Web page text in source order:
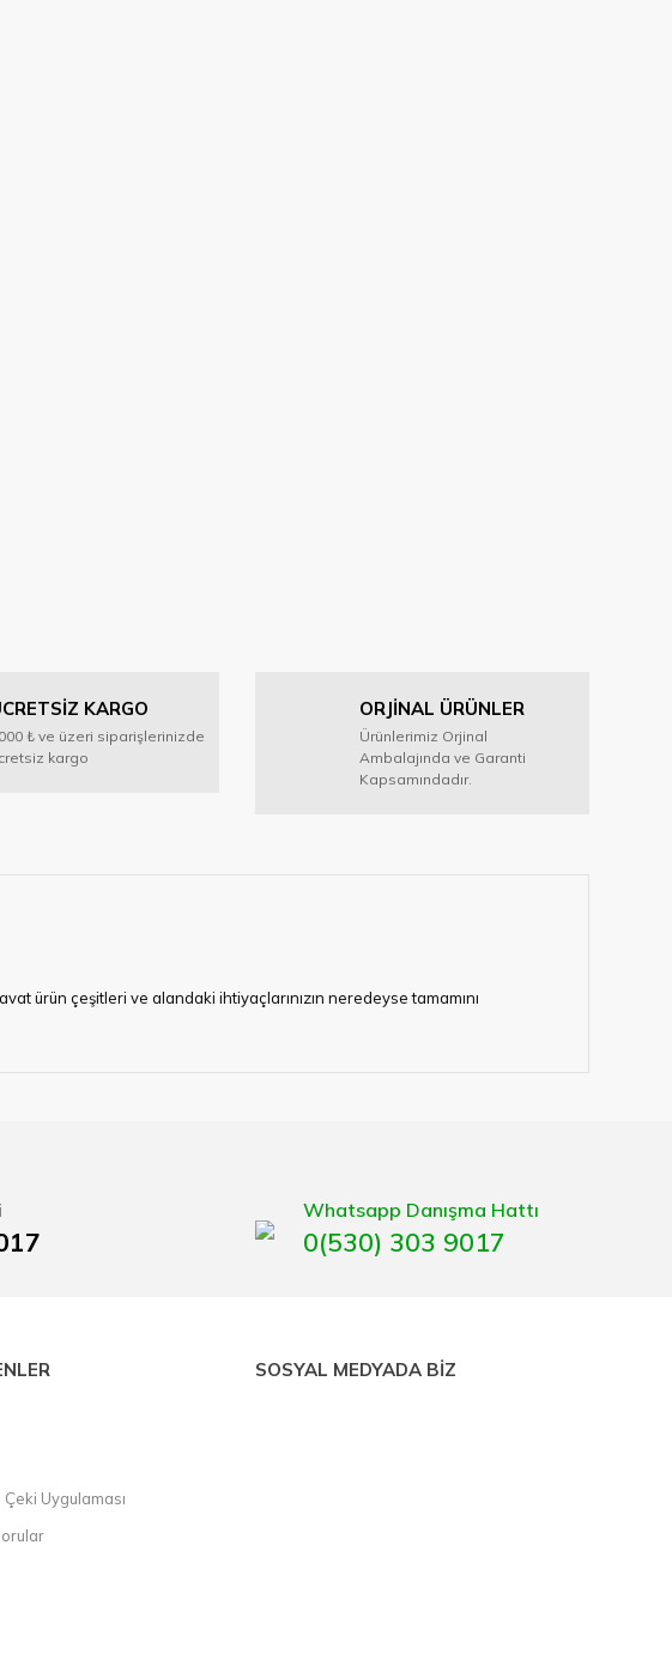
KARGO
₺ ve üzeri siparişlerinizde
kargo
ORJİNAL ÜRÜNLER
Ürünlerimiz Orjinal
Ambalajında ve Garanti
Kapsamındadır.
ürün çeşitleri ve alandaki ihtiyaçlarınızın neredeyse tamamını
ölçme.
Whatsapp Danışma Hattı
0(530) 303 9017
Uygulaması
SOSYAL MEDYADA BİZ